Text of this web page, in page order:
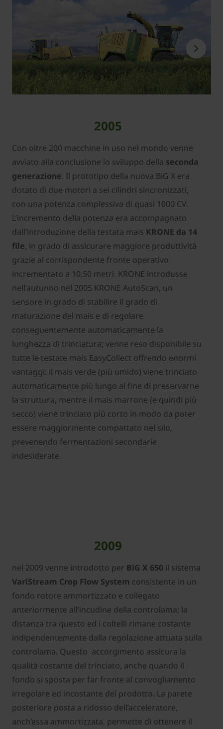
2005
Con oltre 200 macchine in uso nel mondo venne
avviato alla conclusione lo sviluppo della seconda
generazione. Il prototipo della nuova BiG X era
dotato di due motori a sei cilindri sincronizzati,
con una potenza complessiva di quasi 1000 CV.
L’incremento della potenza era accompagnato
dall’introduzione della testata mais KRONE da 14
file, in grado di assicurare maggiore produttività
grazie al corrispondente fronte operativo
incrementato a 10,50 metri. KRONE introdusse
nell’autunno nel 2005 KRONE AutoScan, un
sensore in grado di stabilire il grado di
maturazione del mais e di regolare
conseguentemente automaticamente la
lunghezza di trinciatura; venne reso disponibile su
tutte le testate mais EasyCollect offrendo enormi
vantaggi: il mais verde (più umido) viene trinciato
automaticamente più lungo al fine di preservarne
la struttura, mentre il mais marrone (e quindi più
secco) viene trinciato più corto in modo da poter
essere maggiormente compattato nel silo,
prevenendo fermentazioni secondarie
indesiderate.
2009
nel 2009 venne introdotto per BiG X 650 il sistema
VariStream Crop Flow System consistente in un
fondo rotore ammortizzato e collegato
anteriormente all’incudine della controlama; la
distanza tra questo ed i coltelli rimane costante
indipendentemente dalla regolazione attuata sulla
controlama. Questo accorgimento assicura la
qualità costante del trinciato, anche quando il
fondo si sposta per far fronte al convogliamento
irregolare ed incostante del prodotto. La parete
posteriore posta a ridosso dell’acceleratore,
anch’essa ammortizzata, permette di ottenere il